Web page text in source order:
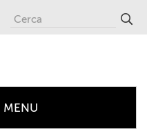
MENU